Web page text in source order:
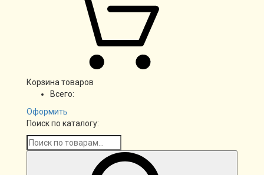
Корзина товаров
Всего:
Оформить
Поиск по каталогу: